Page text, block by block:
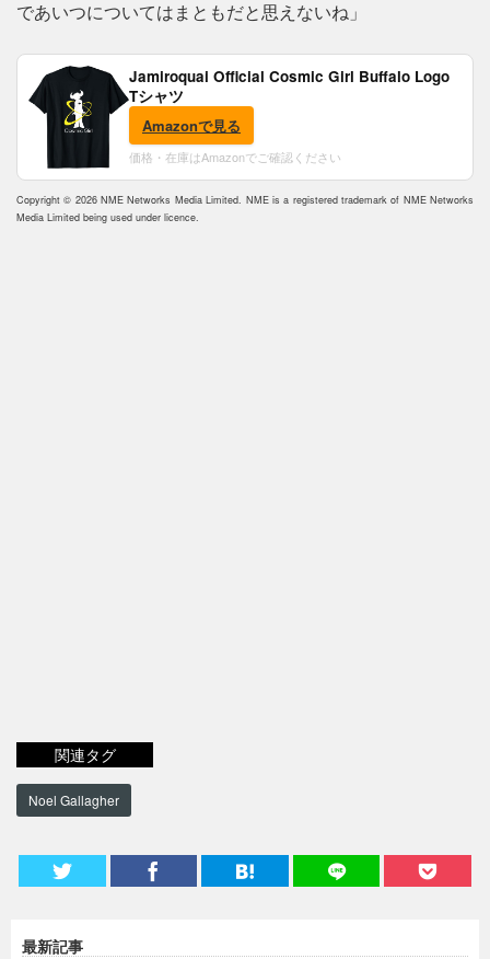
であいつについてはまともだと思えないね」
Jamiroquai Official Cosmic Girl Buffalo Logo
Tシャツ
Amazonで見る
価格・在庫はAmazonでご確認ください
Copyright © 2026 NME Networks Media Limited. NME is a registered trademark of NME Networks
Media Limited being used under licence.
関連タグ
Noel Gallagher
最新記事